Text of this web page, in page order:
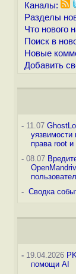
Каналы:
Разделы
Что нового
Поиск в
Новые
Добавить
-11.07
права root
-08.07
- Сводка
-19.04.2026
помощи AI